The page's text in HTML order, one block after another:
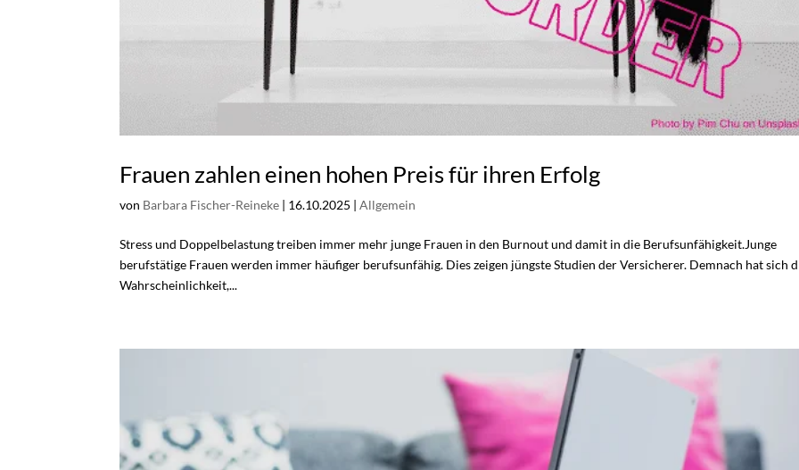
Frauen zahlen einen hohen Preis für ihren Erfolg
von Barbara Fischer-Reineke | 16.10.2025 |Allgemein
Stress und Doppelbelastung treiben immer mehr junge Frauen in den Burnout und damit in die Berufsunfähigkeit.Junge
berufstätige Frauen werden immer häufiger berufsunfähig. Dies zeigen jüngste Studien der Versicherer. Demnach hat sich
Wahrscheinlichkeit,...